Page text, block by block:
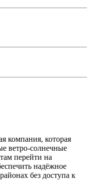
которая
ветро‑солнечные
перейти на
надёжное
без доступа к